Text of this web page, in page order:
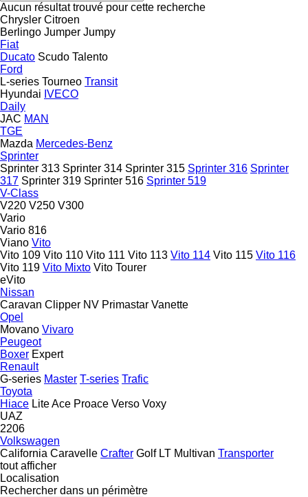
Aucun résultat trouvé pour cette recherche
Chrysler Citroen
Berlingo Jumper Jumpy
Fiat
Ducato Scudo Talento
Ford
L-series Tourneo Transit
Hyundai IVECO
Daily
JAC MAN
TGE
Mazda Mercedes-Benz
Sprinter
Sprinter 313 Sprinter 314 Sprinter 315 Sprinter 316 Sprinter
317 Sprinter 319 Sprinter 516 Sprinter 519
V-Class
V220 V250 V300
Vario
Vario 816
Viano Vito
Vito 109 Vito 110 Vito 111 Vito 113 Vito 114 Vito 115 Vito 116
Vito 119 Vito Mixto Vito Tourer
eVito
Nissan
Caravan Clipper NV Primastar Vanette
Opel
Movano Vivaro
Peugeot
Boxer Expert
Renault
G-series Master T-series Trafic
Toyota
Hiace Lite Ace Proace Verso Voxy
UAZ
2206
Volkswagen
California Caravelle Crafter Golf LT Multivan Transporter
tout afficher
Localisation
Rechercher dans un périmètre